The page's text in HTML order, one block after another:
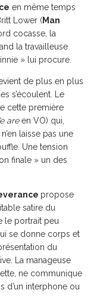
en même temps
Lower (Man
cocasse, la
la travailleuse
» lui procure.
de plus en plus
s’écoulent. Le
cette première
areen VO) qui,
laisse pas une
Une tension
finale » un des
propose
satire du
le portrait peu
se donne corps et
du
La manageuse
ne communique
d’un interphone ou